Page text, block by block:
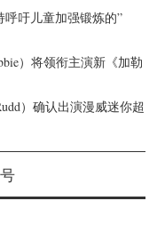
吁儿童加强锻炼的”
）将领衔主演新《加勒
）确认出演漫威迷你超